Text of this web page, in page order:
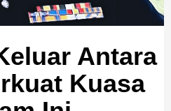
Antara
Kuasa